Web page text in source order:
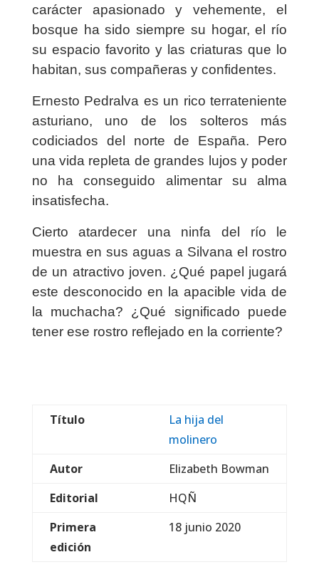
carácter apasionado y vehemente, el
bosque ha sido siempre su hogar, el río
su espacio favorito y las criaturas que lo
habitan, sus compañeras y confidentes.
Ernesto Pedralva es un rico terrateniente
asturiano, uno de los solteros más
codiciados del norte de España. Pero
una vida repleta de grandes lujos y poder
no ha conseguido alimentar su alma
insatisfecha.
Cierto atardecer una ninfa del río le
muestra en sus aguas a Silvana el rostro
de un atractivo joven. ¿Qué papel jugará
este desconocido en la apacible vida de
la muchacha? ¿Qué significado puede
tener ese rostro reflejado en la corriente?
Título
La hija del
molinero
Autor
Elizabeth Bowman
Editorial
HQÑ
Primera
edición
18 junio 2020